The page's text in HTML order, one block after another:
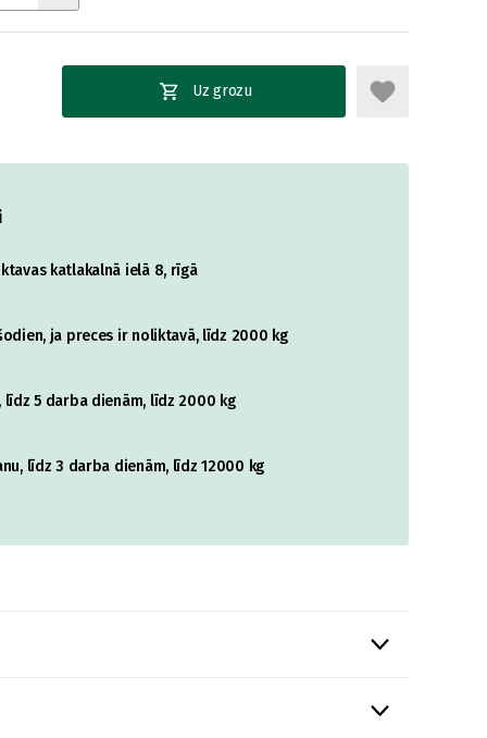
Uz grozu
katlakalnā ielā 8, rīgā
ja preces ir noliktavā, līdz 2000 kg
5 darba dienām, līdz 2000 kg
līdz 3 darba dienām, līdz 12000 kg